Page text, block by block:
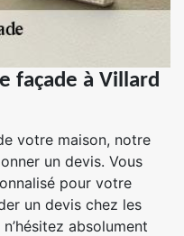
façade à Villard
votre maison, notre
un devis. Vous
pour votre
un devis chez les
absolument